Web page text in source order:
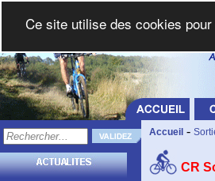
Accueil -
CR
Ce site utilise des cookies